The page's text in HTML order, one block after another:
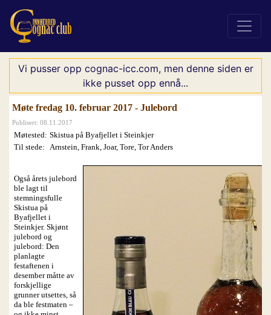
Vi pusser opp cognac-icc.com, men denne siden er
ikke pusset opp ennå...